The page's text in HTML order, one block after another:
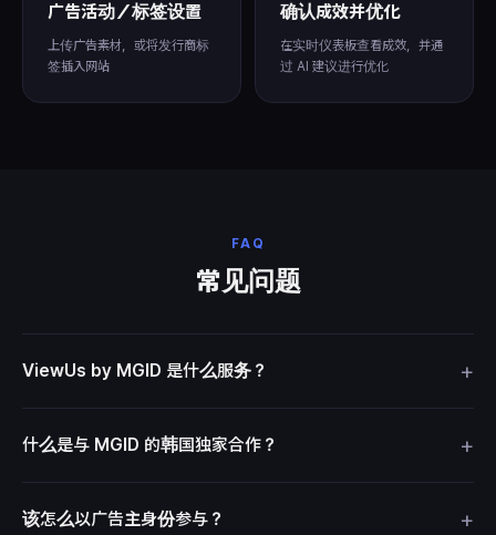
广告活动／标签设置
上传广告素材，或将发行商标
签插入网站
确认成效并优化
在实时仪表板查看成效，并通
过 AI 建议进行优化
FAQ
常见问题
ViewUs by MGID 是什么服务？ +
什么是与 MGID 的韩国独家合作？ +
该怎么以广告主身份参与？ +